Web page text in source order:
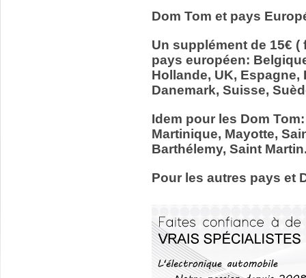
Dom Tom et pays
Un supplément de 15€
pays européen:
Hollande, UK,
Danemark, Suisse,
Idem pour les Dom
Martinique, Mayotte,
Barthélemy, Saint
Pour les autres pays et